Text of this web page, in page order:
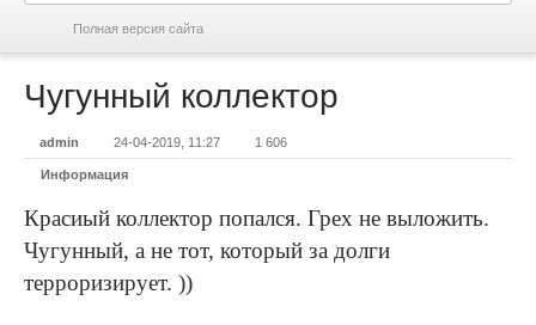
Полная версия сайта
Чугунный коллектор
admin 24-04-2019, 11:27 1 606
Информация
Красиый коллектор попался. Грех не выложить.
Чугунный, а не тот, который за долги
терроризирует. ))